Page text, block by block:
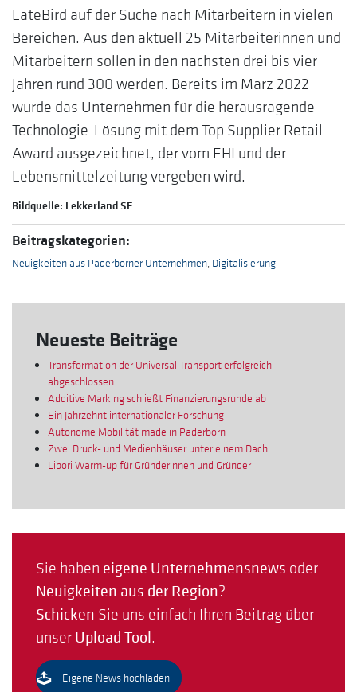
LateBird auf der Suche nach Mitarbeitern in vielen
Bereichen. Aus den aktuell 25 Mitarbeiterinnen und
Mitarbeitern sollen in den nächsten drei bis vier
Jahren rund 300 werden. Bereits im März 2022
wurde das Unternehmen für die herausragende
Technologie-Lösung mit dem Top Supplier Retail-
Award ausgezeichnet, der vom EHI und der
Lebensmittelzeitung vergeben wird.
Bildquelle: Lekkerland SE
Beitragskategorien:
Neuigkeiten aus Paderborner Unternehmen, Digitalisierung
Neueste Beiträge
Transformation der Universal Transport erfolgreich
abgeschlossen
Additive Marking schließt Finanzierungsrunde ab
Ein Jahrzehnt internationaler Forschung
Autonome Mobilität made in Paderborn
Zwei Druck- und Medienhäuser unter einem Dach
Libori Warm-up für Gründerinnen und Gründer
Sie haben eigene Unternehmensnews oder
Neuigkeiten aus der Region?
Schicken Sie uns einfach Ihren Beitrag über
unser Upload Tool.
Eigene News hochladen